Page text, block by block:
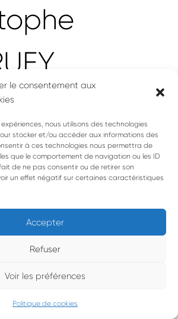
le consentement aux
expériences, nous utilisons des technologies
stocker et/ou accéder aux informations des
à ces technologies nous permettra de
que le comportement de navigation ou les ID
de ne pas consentir ou de retirer son
un effet négatif sur certaines caractéristiques
Accepter
Refuser
Voir les préférences
Politique de cookies
Général
d’Oc • Tous droits réservés |